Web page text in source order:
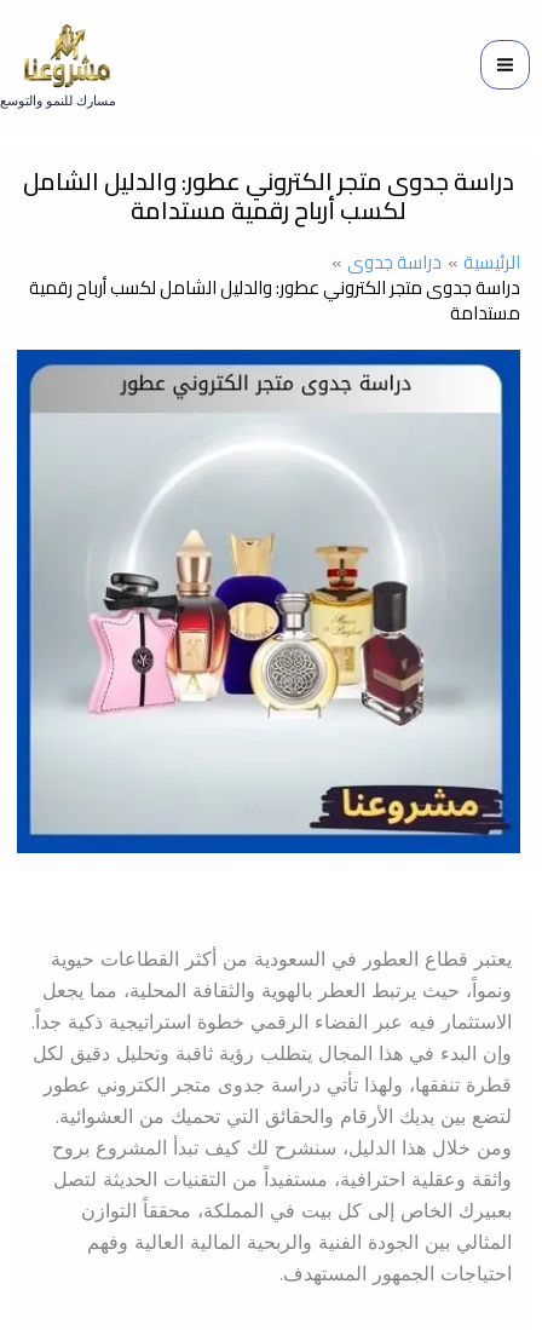
مسارك للنمو والتوسع
دراسة جدوى متجر الكتروني عطور: والدليل الشامل
لكسب أرباح رقمية مستدامة
الرئيسية دراسة جدوى
دراسة جدوى متجر الكتروني عطور: والدليل الشامل لكسب أرباح رقمية
مستدامة
يعتبر قطاع العطور في السعودية من أكثر القطاعات حيوية
ونمواً، حيث يرتبط العطر بالهوية والثقافة المحلية، مما يجعل
الاستثمار فيه عبر الفضاء الرقمي خطوة استراتيجية ذكية جداً.
وإن البدء في هذا المجال يتطلب رؤية ثاقبة وتحليل دقيق لكل
قطرة تنفقها، ولهذا تأتي دراسة جدوى متجر الكتروني عطور
لتضع بين يديك الأرقام والحقائق التي تحميك من العشوائية.
ومن خلال هذا الدليل، سنشرح لك كيف تبدأ المشروع بروح
واثقة وعقلية احترافية، مستفيداً من التقنيات الحديثة لتصل
بعبيرك الخاص إلى كل بيت في المملكة، محققاً التوازن
المثالي بين الجودة الفنية والربحية المالية العالية وفهم
احتياجات الجمهور المستهدف.